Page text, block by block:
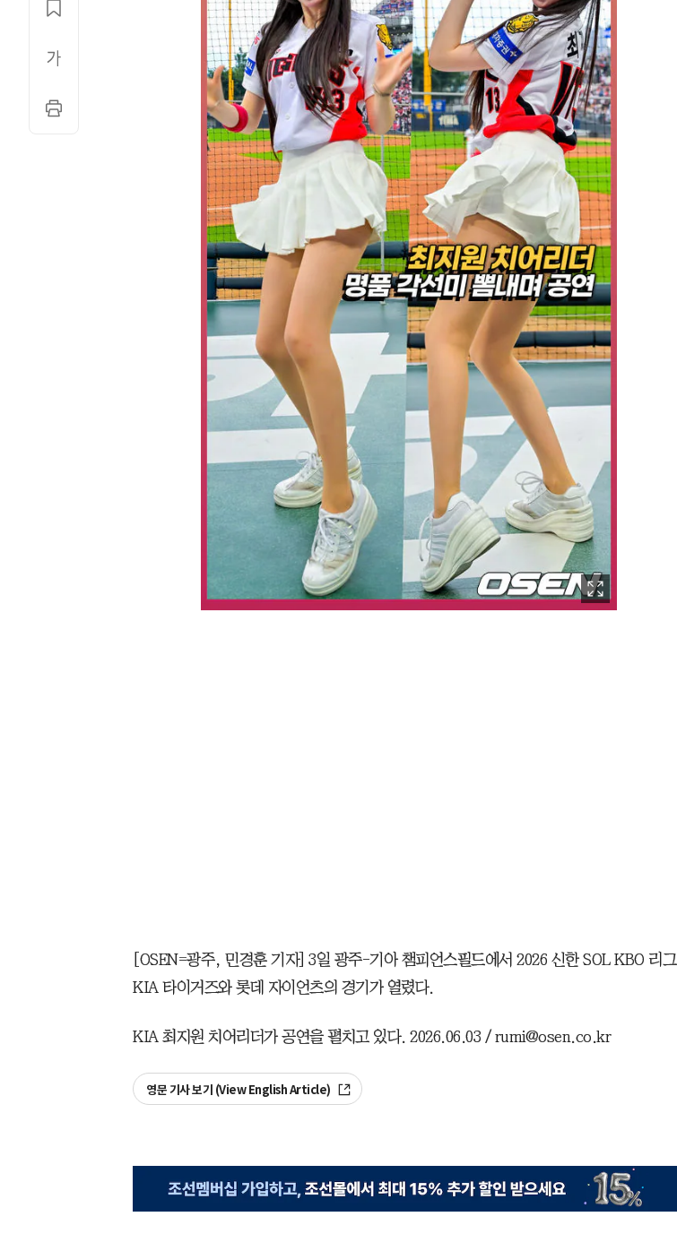
[OSEN=광주, 민경훈 기자] 3일 광주-기아 챔피언스필드에서 2026 신한 SOL KBO 리그
KIA 타이거즈와 롯데 자이언츠의 경기가 열렸다.
KIA 최지원 치어리더가 공연을 펼치고 있다. 2026.06.03 / rumi@osen.co.kr
영문 기사 보기 (View English Article)